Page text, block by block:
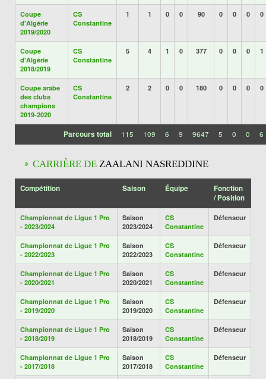
Coupe
d'Algérie
2019/2020
CS
Constantine
1 1 0 0 90 0 0 0 0
Coupe
d'Algérie
2018/2019
CS
Constantine
5 4 1 0 377 0 0 0 1
Coupe arabe
des clubs
champions
2019-2020
CS
Constantine
2 2 0 0 180 0 0 0 0
Parcours total 115 109 6 9 9647 5 0 0 6
CARRIÈRE DE ZAALANI NASREDDINE
Compétition Saison Équipe
Fonction
/ Position
Championnat de Ligue 1 Pro
- 2023/2024
Saison
2023/2024
CS
Constantine
Défenseur
Championnat de Ligue 1 Pro
- 2022/2023
Saison
2022/2023
CS
Constantine
Défenseur
Championnat de Ligue 1 Pro
- 2020/2021
Saison
2020/2021
CS
Constantine
Défenseur
Championnat de Ligue 1 Pro
- 2019/2020
Saison
2019/2020
CS
Constantine
Défenseur
Championnat de Ligue 1 Pro
- 2018/2019
Saison
2018/2019
CS
Constantine
Défenseur
Championnat de Ligue 1 Pro
- 2017/2018
Saison
2017/2018
CS
Constantine
Défenseur